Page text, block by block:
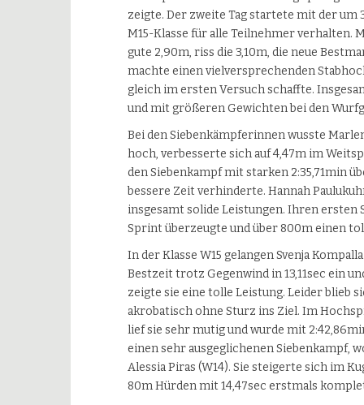
zeigte. Der zweite Tag startete mit der
M15-Klasse für alle Teilnehmer verhalten.
gute 2,90m, riss die 3,10m, die neue
machte einen vielversprechenden
gleich im ersten Versuch schaffte.
und mit größeren Gewichten bei den
Bei den Siebenkämpferinnen wusste
hoch, verbesserte sich auf 4,47m im
den Siebenkampf mit starken 2:35,71min
bessere Zeit verhinderte. Hannah
insgesamt solide Leistungen. Ihren ersten
Sprint überzeugte und über 800m einen
In der Klasse W15 gelangen Svenja
Bestzeit trotz Gegenwind in 13,11sec ein
zeigte sie eine tolle Leistung. Leider blieb
akrobatisch ohne Sturz ins Ziel. Im
lief sie sehr mutig und wurde mit
einen sehr ausgeglichenen Siebenkampf,
Alessia Piras (W14). Sie steigerte sich im
80m Hürden mit 14,47sec erstmals